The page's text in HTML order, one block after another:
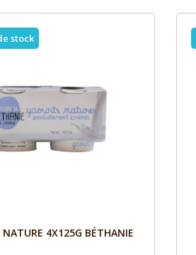
Aperçu
4X125G BÉTHANIE
stock